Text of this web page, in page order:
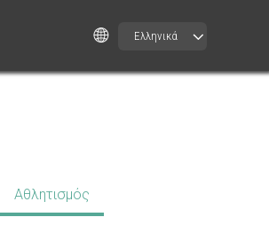
Ελληνικά
Αθλητισμός